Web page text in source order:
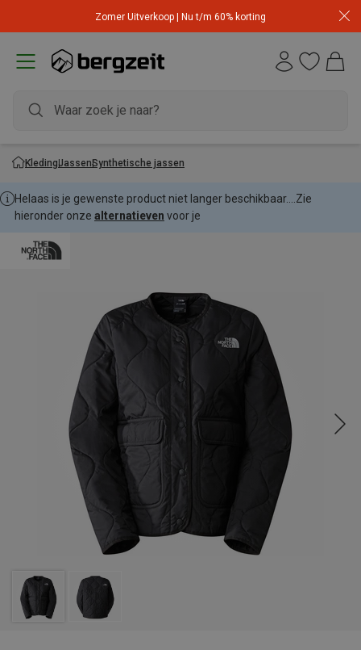
Zomer Uitverkoop | Nu t/m 60% korting
KledingJassenSynthetische jassen
Helaas is je gewenste product niet langer beschikbaar.... Zie
hieronder onze alternatieven voor je